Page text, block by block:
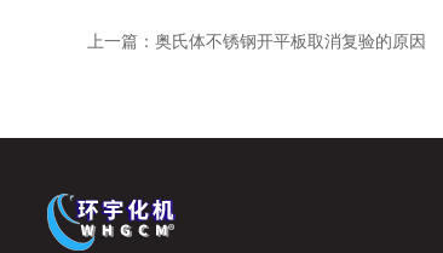
上一篇： 奥氏体不锈钢开平板取消复验的原因